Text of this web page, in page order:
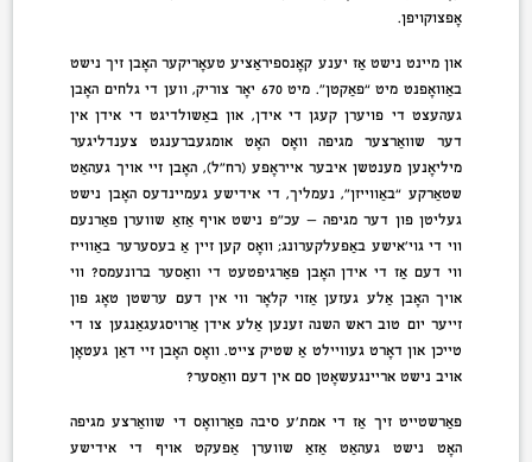
אָפּצוקויפן.
און מיינט נישט אַז יענע קאָנספּיראַציע טעאָריקער האָבן זיך נישט
באַוואָפנט מיט “פאַקטן”. מיט 670 יאָר צוריק, ווען די גלחים האָבן
געהעצט די פּויערן קעגן די אידן, און באַשולדיגט די אידן אין
דער שוואַרצער מגיפה וואָס האָט אומגעברענגט צענדליגער
מיליאָנען מענטשן איבער אייראָפּע (רח”ל), האָבן זיי אויך געהאַט
שטאַרקע “באַווייזן”, נעמליך, די אידישע געמיינדעס האָבן נישט
געליטן פון דער מגיפה — עכ”פּ נישט אויף אַזאַ שווערן פאַרנעם
ווי די גוי’אישע באַפעלקערונג; וואָס קען זיין אַ בעסערער באַווייז
ווי דעם אַז די אידן האָבן פאַרגיפטעט די וואַסער ברונעמס? ווי
אויך האָבן אַלע געזען אַזוי קלאָר ווי אין דעם ערשטן טאָג פון
זייער יום טוב ראש השנה זענען אַלע אידן אַרויסגעגאַנגען צו די
טייכן און דאָרט געוויילט אַ שטיק צייט. וואָס האָבן זיי דאַן געטאָן
אויב נישט אריינגעשאָטן סם אין דעם וואַסער?
פאַרשטייט זיך אַז די אמת’ע סיבה פאַרוואָס די שוואַרצע מגיפה
האָט נישט געהאַט אַזאַ שווערן אַפעקט אויף די אידישע